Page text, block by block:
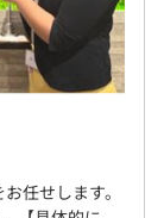
任せします。